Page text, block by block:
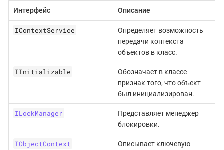
Интерфейс Описание
IContextService
Определяет возможность
передачи контекста
объектов в класс.
IInitializable
Обозначает в классе
признак того, что объект
был инициализирован.
ILockManager
Представляет менеджер
блокировки.
IObjectContext
Описывает ключевую